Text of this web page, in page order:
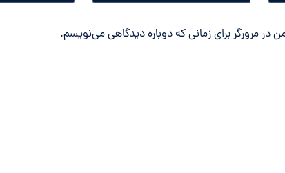
در مرورگر برای زمانی که دوباره دیدگاهی می‌نویسم.